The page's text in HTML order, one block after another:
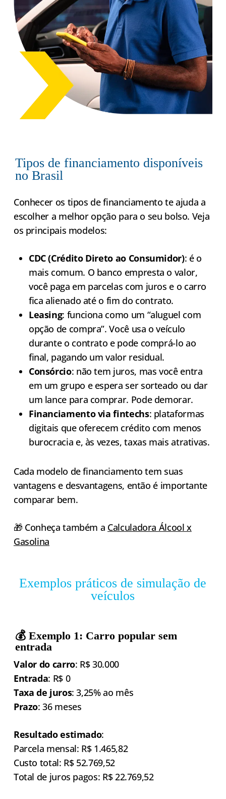
Tipos de financiamento disponíveis
no Brasil
Conhecer os tipos de financiamento te ajuda a
escolher a melhor opção para o seu bolso. Veja
os principais modelos:
CDC (Crédito Direto ao Consumidor): é o
mais comum. O banco empresta o valor,
você paga em parcelas com juros e o carro
fica alienado até o fim do contrato.
Leasing: funciona como um “aluguel com
opção de compra”. Você usa o veículo
durante o contrato e pode comprá-lo ao
final, pagando um valor residual.
Consórcio: não tem juros, mas você entra
em um grupo e espera ser sorteado ou dar
um lance para comprar. Pode demorar.
Financiamento via fintechs: plataformas
digitais que oferecem crédito com menos
burocracia e, às vezes, taxas mais atrativas.
Cada modelo de financiamento tem suas
vantagens e desvantagens, então é importante
comparar bem.
🎁 Conheça também a Calculadora Álcool x
Gasolina
Exemplos práticos de simulação de
veículos
💰 Exemplo 1: Carro popular sem
entrada
Valor do carro: R$ 30.000
Entrada: R$ 0
Taxa de juros: 3,25% ao mês
Prazo: 36 meses
Resultado estimado:
Parcela mensal: R$ 1.465,82
Custo total: R$ 52.769,52
Total de juros pagos: R$ 22.769,52